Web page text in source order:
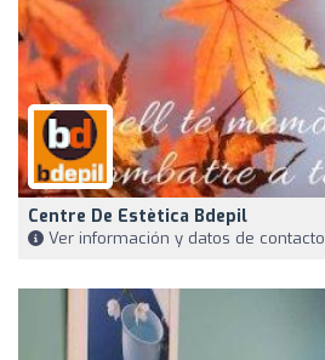
Centre De Estètica Bdepil
Ver información y datos de contacto